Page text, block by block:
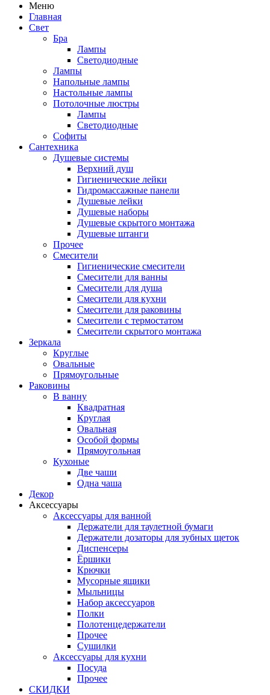
Меню
Главная
Свет
Бра
Лампы
Светодиодные
Лампы
Напольные лампы
Настольные лампы
Потолочные люстры
Лампы
Светодиодные
Софиты
Сантехника
Душевые системы
Верхний душ
Гигиенические лейки
Гидромассажные панели
Душевые лейки
Душевые наборы
Душевые скрытого монтажа
Душевые штанги
Прочее
Смесители
Гигиенические смесители
Смесители для ванны
Смесители для душа
Смесители для кухни
Смесители для раковины
Смесители с термостатом
Смесители скрытого монтажа
Зеркала
Круглые
Овальные
Прямоугольные
Раковины
В ванну
Квадратная
Круглая
Овальная
Особой формы
Прямоугольная
Кухоные
Две чаши
Одна чаша
Декор
Аксессуары
Аксессуары для ванной
Держатели для таулетной бумаги
Держатели дозаторы для зубных щеток
Диспенсеры
Ёршики
Крючки
Мусорные ящики
Мыльницы
Набор аксессуаров
Полки
Полотенцедержатели
Прочее
Сушилки
Аксессуары для кухни
Посуда
Прочее
СКИДКИ